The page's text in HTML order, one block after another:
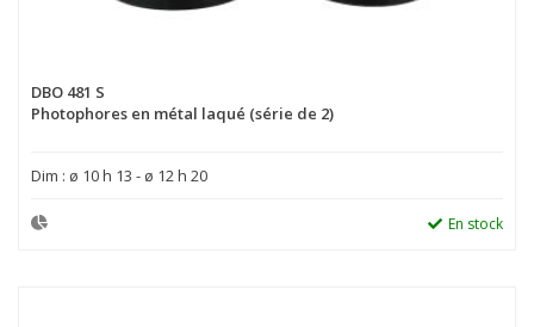
DBO 481 S
Photophores en métal laqué (série de 2)
Dim : ø 10 h 13 - ø 12 h 20
En stock